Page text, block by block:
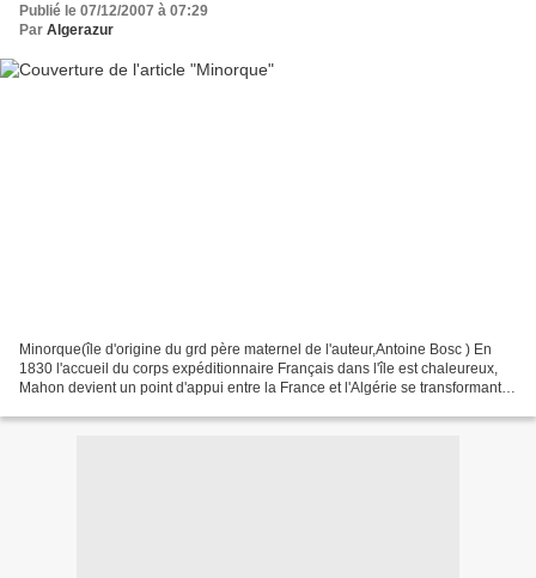
Publié le 07/12/2007 à 07:29
Par Algerazur
Minorque(île d'origine du grd père maternel de l'auteur,Antoine Bosc ) En
1830 l'accueil du corps expéditionnaire Français dans l'île est chaleureux,
Mahon devient un point d'appui entre la France et l'Algérie se transformant